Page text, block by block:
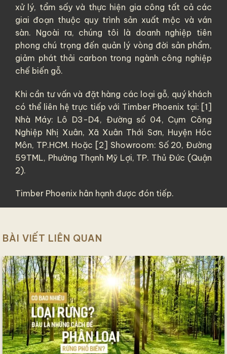
xử lý, tẩm sấy và thực hiện gia công tất cả các
giai đoạn thuộc quy trình sản xuất mộc và ván
sàn. Ngoài ra, chúng tôi là doanh nghiệp tiên
phong chú trọng đến quản lý vòng đời sản phẩm,
giảm phát thải carbon trong ngành công nghiệp
chế biến gỗ.
Khi cần tư vấn và đặt hàng các loại gỗ, quý khách
có thể liên hệ trực tiếp với Timber Phoenix tại: [1]
Nhà Máy: Lô D3-D4, Đường số 04, Cụm Công
Nghiệp Nhị Xuân, Xã Xuân Thới Sơn, Huyện Hóc
Môn, TP.HCM. Hoặc [2] Showroom: Số 20, Đường
59TML, Phường Thạnh Mỹ Lợi, TP. Thủ Đức (Quận
2).
Timber Phoenix hân hạnh được đón tiếp.
BÀI VIẾT LIÊN QUAN